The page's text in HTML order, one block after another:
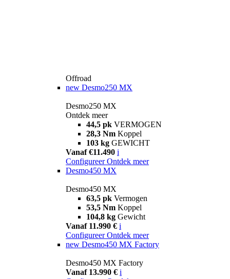
Offroad
new Desmo250 MX
Desmo250 MX
Ontdek meer
44,5 pk VERMOGEN
28,3 Nm Koppel
103 kg GEWICHT
Vanaf €11.490 i
Configureer Ontdek meer
Desmo450 MX
Desmo450 MX
63,5 pk Vermogen
53,5 Nm Koppel
104,8 kg Gewicht
Vanaf 11.990 € i
Configureer Ontdek meer
new Desmo450 MX Factory
Desmo450 MX Factory
Vanaf 13.990 € i